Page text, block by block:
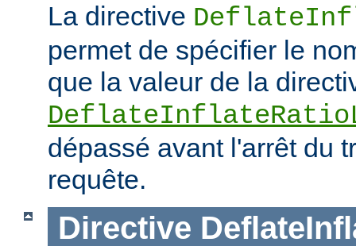
La directive
permet de spécifier le
que la valeur de la
dépassé avant l'arrêt du
requête.
Directive